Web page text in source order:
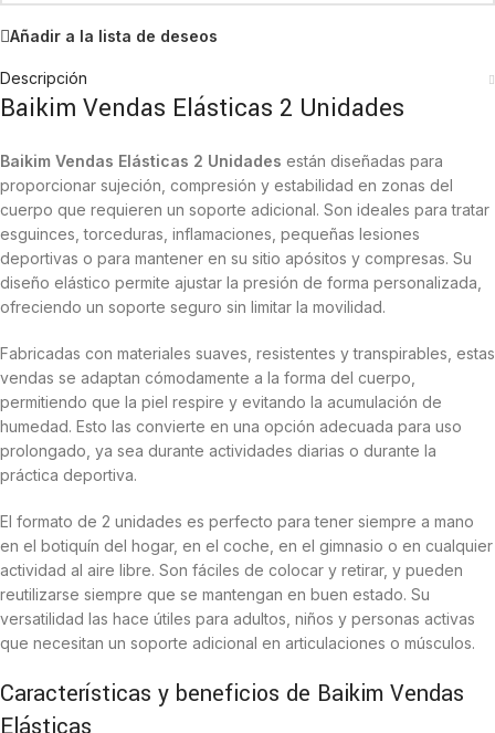
Añadir a la lista de deseos
Descripción
Baikim Vendas Elásticas 2 Unidades
Baikim Vendas Elásticas 2 Unidades están diseñadas para
proporcionar sujeción, compresión y estabilidad en zonas del
cuerpo que requieren un soporte adicional. Son ideales para tratar
esguinces, torceduras, inflamaciones, pequeñas lesiones
deportivas o para mantener en su sitio apósitos y compresas. Su
diseño elástico permite ajustar la presión de forma personalizada,
ofreciendo un soporte seguro sin limitar la movilidad.
Fabricadas con materiales suaves, resistentes y transpirables, estas
vendas se adaptan cómodamente a la forma del cuerpo,
permitiendo que la piel respire y evitando la acumulación de
humedad. Esto las convierte en una opción adecuada para uso
prolongado, ya sea durante actividades diarias o durante la
práctica deportiva.
El formato de 2 unidades es perfecto para tener siempre a mano
en el botiquín del hogar, en el coche, en el gimnasio o en cualquier
actividad al aire libre. Son fáciles de colocar y retirar, y pueden
reutilizarse siempre que se mantengan en buen estado. Su
versatilidad las hace útiles para adultos, niños y personas activas
que necesitan un soporte adicional en articulaciones o músculos.
Características y beneficios de Baikim Vendas